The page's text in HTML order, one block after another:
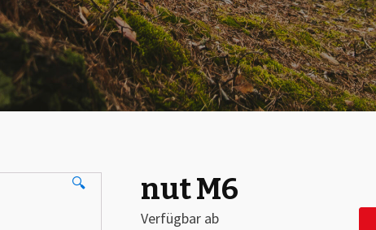
🔍 nut M6
Verfügbar ab